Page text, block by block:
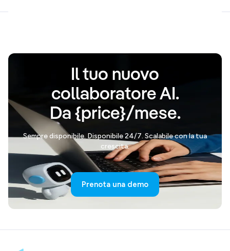
Il tuo nuovo
collaboratore AI.
Da {price}/mese.
Sempre disponibile. Disponibile 24/7. Scalabile con la tua
crescita.
Prenota una demo